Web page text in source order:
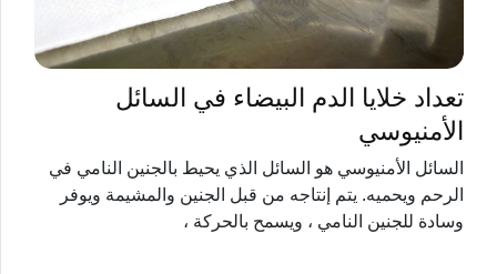
تعداد خلايا الدم البيضاء في السائل
الأمنيوسي
السائل الأمنيوسي هو السائل الذي يحيط بالجنين النامي في
الرحم ويحميه. يتم إنتاجه من قبل الجنين والمشيمة ويوفر
وسادة للجنين النامي ، ويسمح بالحركة ،